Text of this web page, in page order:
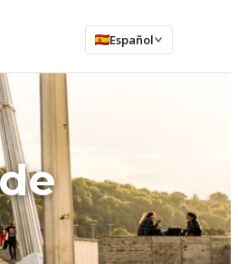
Español